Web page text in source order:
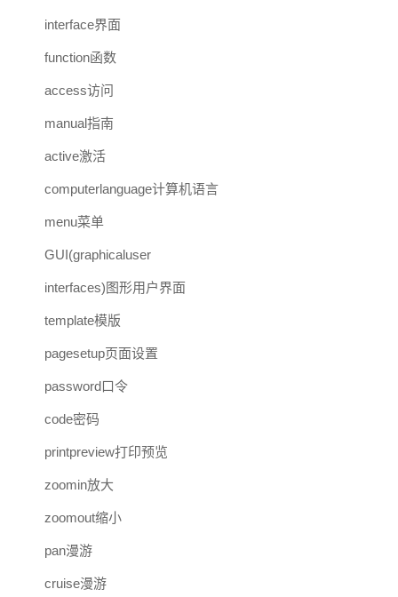
interface界面
function函数
access访问
manual指南
active激活
computerlanguage计算机语言
menu菜单
GUI(graphicaluser
interfaces)图形用户界面
template模版
pagesetup页面设置
password口令
code密码
printpreview打印预览
zoomin放大
zoomout缩小
pan漫游
cruise漫游